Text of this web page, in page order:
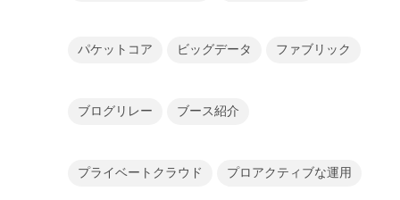
パケットコア ビッグデータ ファブリック
ブログリレー ブース紹介
プライベートクラウド プロアクティブな運用